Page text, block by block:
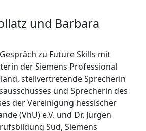
zu Future Skills mit
der Siemens Professional
stellvertretende Sprecherin
und Sprecherin des
der Vereinigung hessischer
(VhU) e.V. und Dr. Jürgen
Süd, Siemens